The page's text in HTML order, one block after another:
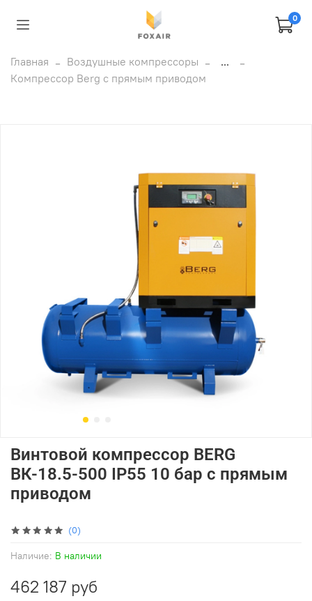
0
Главная Воздушные компрессоры
...
Компрессор Berg c прямым приводом
(0)
Наличие: В наличии
Винтовой компрессор BERG
ВК-18.5-500 IP55 10 бар с прямым
приводом
462 187 руб